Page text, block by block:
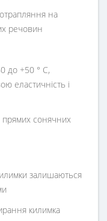
на
речовин
до +50 ° C,
еластичність і
прямих сонячних
залишаються
килимка